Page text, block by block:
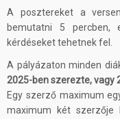
A posztereket a
bemutatni 5 percben,
kérdéseket tehetnek fel.
A pályázaton minden
2025-ben szerezte, vagy
Egy szerző maximum
maximum két szerzője